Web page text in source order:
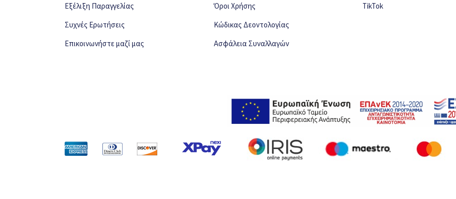
Εξέλιξη Παραγγελίας
Συχνές Ερωτήσεις
Επικοινωνήστε μαζί μας
Όροι Χρήσης
Κώδικας Δεοντολογίας
Ασφάλεια Συναλλαγών
TikTok